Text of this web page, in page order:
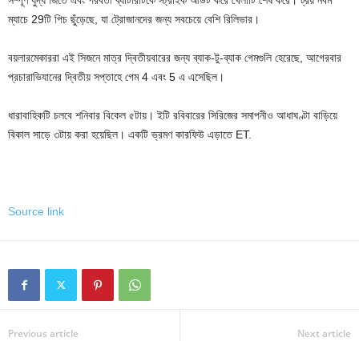
ম্যাচে 29টি পিচ ছুঁড়েছে, যা ট্রোজানদের জন্য সবচেয়ে বেশি রিলিভার।
বয়লারমেকাররা এই সিজনে মাত্র দ্বিতীয়বারের জন্য ব্যাক-টু-ব্যাক গেমগুলি হেরেছে, আগেরবার
প্রচারাভিযানের দ্বিতীয় সপ্তাহে গেম 4 এবং 5 এ এসেছিল।
ধারাবাহিকটি চলবে শনিবার বিকেল ৫টায়। ইটি রবিবারের সিরিজের সমাপনীও আধাঘণ্টা বাড়িয়ে
বিকাল সাড়ে ৩টায় করা হয়েছিল। একটি ভ্রমণ কারফিউ এড়াতে ET.
Source link
Previous article Next article